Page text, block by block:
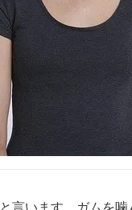
と言います。ガムを